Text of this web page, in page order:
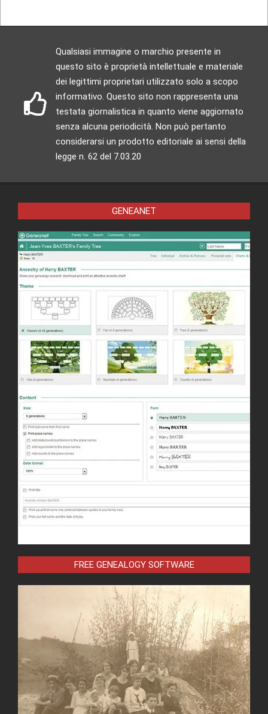
Qualsiasi immagine o marchio presente in
questo sito è proprietà intellettuale e materiale
dei legittimi proprietari utilizzato solo a scopo
informativo. Questo sito non rappresenta una
testata giornalistica in quanto viene aggiornato
senza alcuna periodicità. Non può pertanto
considerarsi un prodotto editoriale ai sensi della
legge n. 62 del 7.03.20
GENEANET
FREE GENEALOGY SOFTWARE